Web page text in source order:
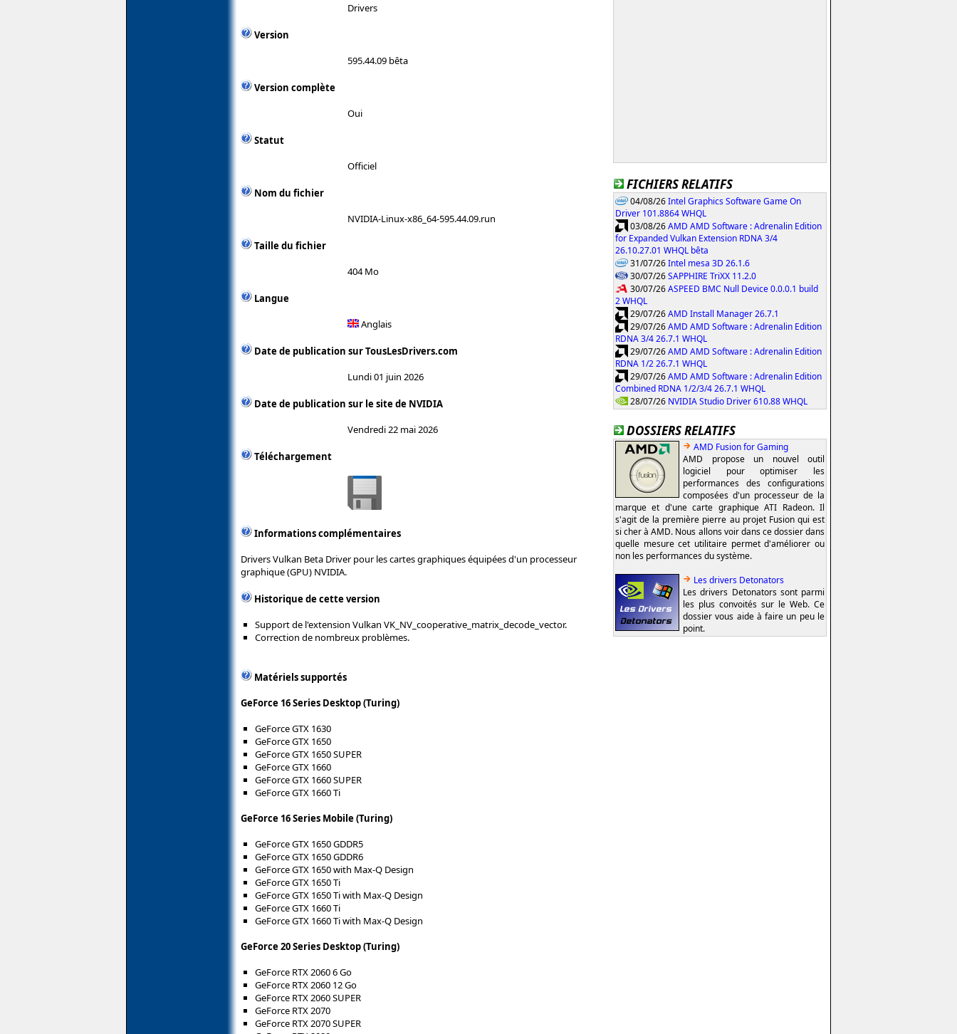
Drivers
Version
595.44.09 bêta
Version complète
Oui
Statut
Officiel
Nom du fichier
NVIDIA-Linux-x86_64-595.44.09.run
Taille du fichier
404 Mo
Langue
Anglais
Date de publication sur TousLesDrivers.com
Lundi 01 juin 2026
Date de publication sur le site de NVIDIA
Vendredi 22 mai 2026
Téléchargement
Informations complémentaires
Drivers Vulkan Beta Driver pour les cartes graphiques équipées d'un processeur
graphique (GPU) NVIDIA.
Historique de cette version
Support de l'extension Vulkan VK_NV_cooperative_matrix_decode_vector.
Correction de nombreux problèmes.
Matériels supportés
GeForce 16 Series Desktop (Turing)
GeForce GTX 1630
GeForce GTX 1650
GeForce GTX 1650 SUPER
GeForce GTX 1660
GeForce GTX 1660 SUPER
GeForce GTX 1660 Ti
GeForce 16 Series Mobile (Turing)
GeForce GTX 1650 GDDR5
GeForce GTX 1650 GDDR6
GeForce GTX 1650 with Max-Q Design
GeForce GTX 1650 Ti
GeForce GTX 1650 Ti with Max-Q Design
GeForce GTX 1660 Ti
GeForce GTX 1660 Ti with Max-Q Design
GeForce 20 Series Desktop (Turing)
GeForce RTX 2060 6 Go
GeForce RTX 2060 12 Go
GeForce RTX 2060 SUPER
GeForce RTX 2070
GeForce RTX 2070 SUPER
FICHIERS RELATIFS
04/08/26Intel Graphics Software Game On
Driver 101.8864 WHQL
03/08/26AMD AMD Software : Adrenalin Edition
for Expanded Vulkan Extension RDNA 3/4
26.10.27.01 WHQL bêta
31/07/26Intel mesa 3D 26.1.6
30/07/26SAPPHIRE TriXX 11.2.0
30/07/26ASPEED BMC Null Device 0.0.0.1 build
2 WHQL
29/07/26AMD Install Manager 26.7.1
29/07/26AMD AMD Software : Adrenalin Edition
RDNA 3/4 26.7.1 WHQL
29/07/26AMD AMD Software : Adrenalin Edition
RDNA 1/2 26.7.1 WHQL
29/07/26AMD AMD Software : Adrenalin Edition
Combined RDNA 1/2/3/4 26.7.1 WHQL
28/07/26 NVIDIA Studio Driver 610.88 WHQL
DOSSIERS RELATIFS
AMD Fusion for Gaming
AMD propose un nouvel outil
logiciel pour optimiser les
performances des configurations
composées d'un processeur de la
marque et d'une carte graphique ATI Radeon. Il
s'agit de la première pierre au projet Fusion qui est
si cher à AMD. Nous allons voir dans ce dossier dans
quelle mesure cet utilitaire permet d'améliorer ou
non les performances du système.
Les drivers Detonators
Les drivers Detonators sont parmi
les plus convoités sur le Web. Ce
dossier vous aide à faire un peu le
point.